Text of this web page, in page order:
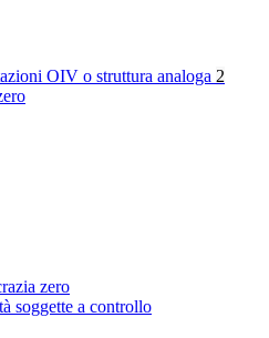
OIV o struttura analoga 2
zero
soggette a controllo